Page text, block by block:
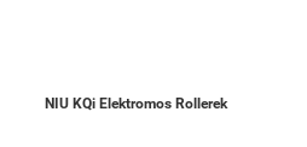
NIU KQi Elektromos Rollerek